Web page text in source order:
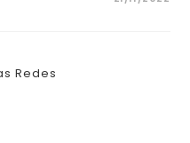
Redes